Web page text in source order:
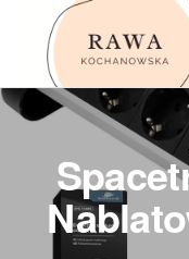
Przejdź